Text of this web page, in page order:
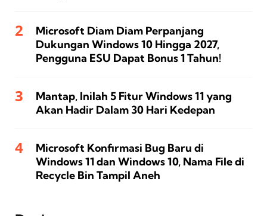
Microsoft Diam Diam Perpanjang
Dukungan Windows 10 Hingga 2027,
Pengguna ESU Dapat Bonus 1 Tahun!
Mantap, Inilah 5 Fitur Windows 11 yang
Akan Hadir Dalam 30 Hari Kedepan
Microsoft Konfirmasi Bug Baru di
Windows 11 dan Windows 10, Nama File di
Recycle Bin Tampil Aneh